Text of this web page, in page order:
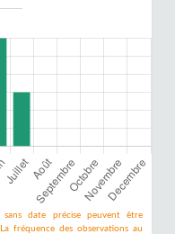
sans date précise peuvent être
fréquence des observations au